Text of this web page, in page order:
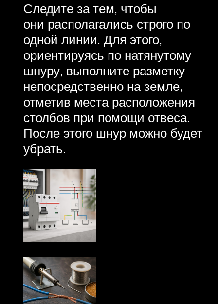
Следите за тем, чтобы
они располагались строго по
одной линии. Для этого,
ориентируясь по натянутому
шнуру, выполните разметку
непосредственно на земле,
отметив места расположения
столбов при помощи отвеса.
После этого шнур можно будет
убрать.